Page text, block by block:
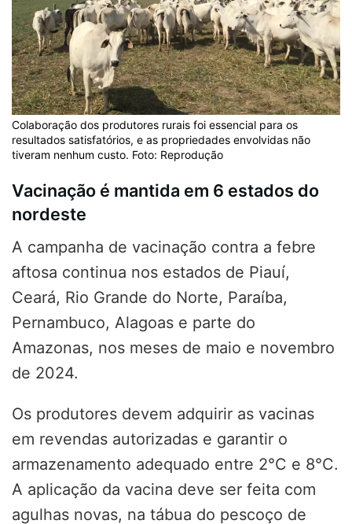
Colaboração dos produtores rurais foi essencial para os
resultados satisfatórios, e as propriedades envolvidas não
tiveram nenhum custo. Foto: Reprodução
Vacinação é mantida em 6 estados do
nordeste
A campanha de vacinação contra a febre
aftosa continua nos estados de Piauí,
Ceará, Rio Grande do Norte, Paraíba,
Pernambuco, Alagoas e parte do
Amazonas, nos meses de maio e novembro
de 2024.
Os produtores devem adquirir as vacinas
em revendas autorizadas e garantir o
armazenamento adequado entre 2°C e 8°C.
A aplicação da vacina deve ser feita com
agulhas novas, na tábua do pescoço de